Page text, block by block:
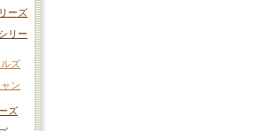
ーズ
リー
ズ
ン
ズ